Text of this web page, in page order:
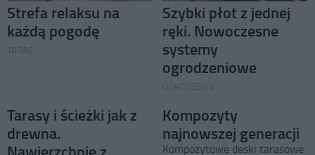
Strefa relaksu na
każdą pogodę
Szybki płot z jednej
ręki. Nowoczesne
systemy
ogrodzeniowe
Tarasy i ścieżki jak z
drewna.
Kompozyty
najnowszej generacji
Kompozytowe deski tarasowe